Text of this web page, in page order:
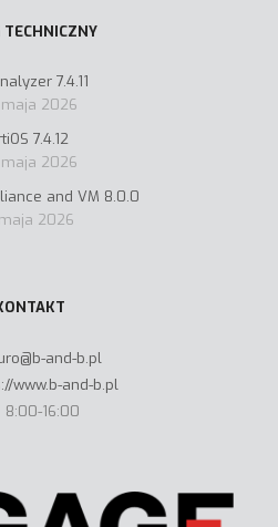
TECHNICZNY
7.4.11
maja 2026
7.4.12
maja 2026
and VM 8.0.0
2026
and-b.pl
www.b-and-b.pl
8:00-16:00